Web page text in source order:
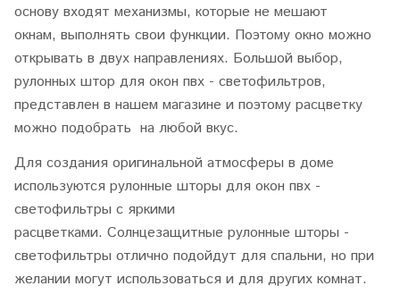
основу входят механизмы, которые не мешают
окнам, выполнять свои функции. Поэтому окно можно
открывать в двух направлениях. Большой выбор,
рулонных штор для окон пвх - светофильтров,
представлен в нашем магазине и поэтому расцветку
можно подобрать на любой вкус.
Для создания оригинальной атмосферы в доме
используются рулонные шторы для окон пвх -
светофильтры с яркими
расцветками. Солнцезащитные рулонные шторы -
светофильтры отлично подойдут для спальни, но при
желании могут использоваться и для других комнат.